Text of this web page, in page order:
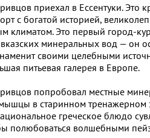
приехал в Ессентуки.
с богатой историей,
климатом. Это первый город-
минеральных вод — он
своими целебными
питьевая галерея в Европе.
попробовал местные
в старинном тренажерном
греческое блюдо
полюбоваться волшебными